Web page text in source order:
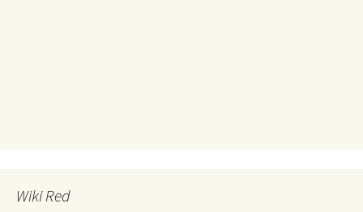
Wiki Red